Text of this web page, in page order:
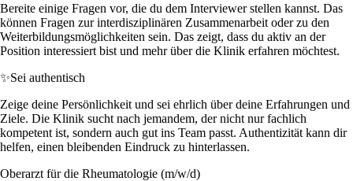
Bereite einige Fragen vor, die du dem Interviewer stellen kannst. Das
können Fragen zur interdisziplinären Zusammenarbeit oder zu den
Weiterbildungsmöglichkeiten sein. Das zeigt, dass du aktiv an der
Position interessiert bist und mehr über die Klinik erfahren möchtest.
✨Sei authentisch
Zeige deine Persönlichkeit und sei ehrlich über deine Erfahrungen und
Ziele. Die Klinik sucht nach jemandem, der nicht nur fachlich
kompetent ist, sondern auch gut ins Team passt. Authentizität kann dir
helfen, einen bleibenden Eindruck zu hinterlassen.
Oberarzt für die Rheumatologie (m/w/d)